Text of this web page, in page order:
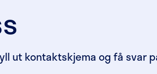
ut kontaktskjema og få svar